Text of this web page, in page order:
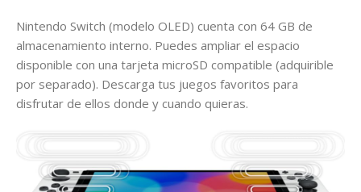
Nintendo Switch (modelo OLED) cuenta con 64 GB de
almacenamiento interno. Puedes ampliar el espacio
disponible con una tarjeta microSD compatible (adquirible
por separado). Descarga tus juegos favoritos para
disfrutar de ellos donde y cuando quieras.